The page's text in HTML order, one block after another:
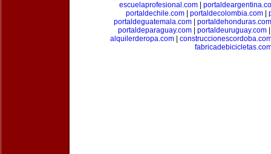
escuelaprofesional.com
portaldechile.com
portaldecolombia.com
portaldeguatemala.com
portaldehonduras.com
portaldeparaguay.com| portaldeuruguay.com
alquilerderopa.com|